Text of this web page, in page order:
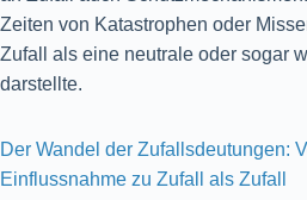
Zeiten von Katastrophen oder
Zufall als eine neutrale oder sogar
darstellte.
Der Wandel der Zufallsdeutungen:
Einflussnahme zu Zufall als Zufall